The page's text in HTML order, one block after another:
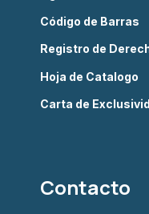
Código de Barras
Registro de
Hoja de Catalogo
Carta de
Contacto